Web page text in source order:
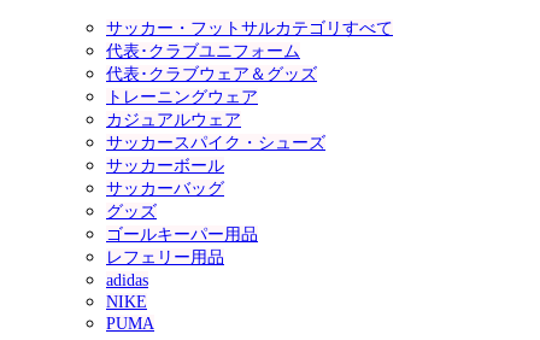
サッカー・フットサルカテゴリすべて
代表･クラブユニフォーム
代表･クラブウェア＆グッズ
トレーニングウェア
カジュアルウェア
サッカースパイク・シューズ
サッカーボール
サッカーバッグ
グッズ
ゴールキーパー用品
レフェリー用品
adidas
NIKE
PUMA